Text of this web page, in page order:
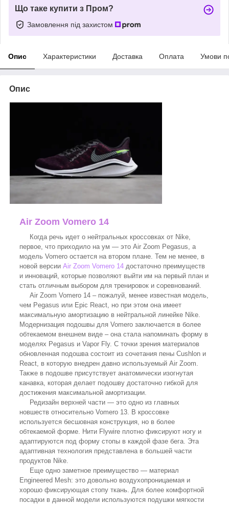
Що таке купити з Пром?
Замовлення під захистом
Опис Характеристики Доставка Оплата Умови
Опис
Air Zoom Vomero 14
Когда речь идет о нейтральных кроссовках от Nike,
первое, что приходило на ум — это Air Zoom Pegasus, а
модель Vomero остается на втором плане. Тем не менее, в
новой версии Air Zoom Vomero 14 достаточно преимуществ
и инноваций, которые позволяют выйти им на первый план и
стать отличным выбором для тренировок и соревнований.
Air Zoom Vomero 14 – пожалуй, менее известная модель,
чем Pegasus или Epic React, но при этом она имеет
максимальную амортизацию в нейтральной линейке Nike.
Модернизация подошвы для Vomero заключается в более
обтекаемом внешнем виде – она стала напоминать форму в
моделях Pegasus и Vapor Fly. С точки зрения материалов
обновленная подошва состоит из сочетания пены Cushlon и
React, в которую внедрен давно используемый Air Zoom.
Также в подошве присутствует анатомически изогнутая
канавка, которая делает подошву достаточно гибкой для
достижения максимальной амортизации.
Редизайн верхней части — это одно из главных
новшеств относительно Vomero 13. В кроссовке
используется бесшовная конструкция, но в более
обтекаемой форме. Нити Flywire плотно фиксируют ногу и
адаптируются под форму стопы в каждой фазе бега. Эта
адаптивная технология представлена в большей части
продуктов Nike.
Еще одно заметное преимущество — материал
Engineered Mesh: это довольно воздухопроницаемая и
хорошо фиксирующая стопу ткань. Для более комфортной
посадки в данной модели используются подушки мягкости